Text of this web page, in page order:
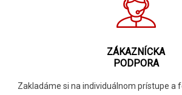
ZÁKAZNÍCKA
PODPORA
Zakladáme si na individuálnom prístupe a